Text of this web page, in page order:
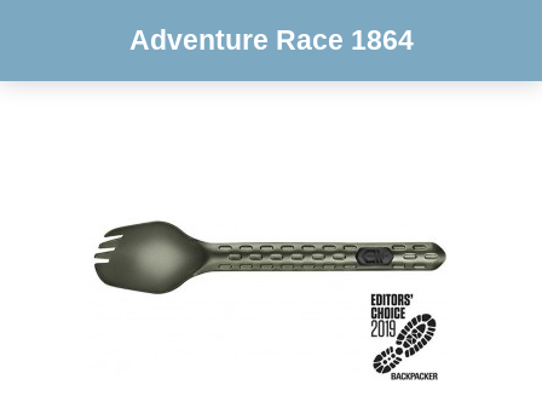
Adventure Race 1864